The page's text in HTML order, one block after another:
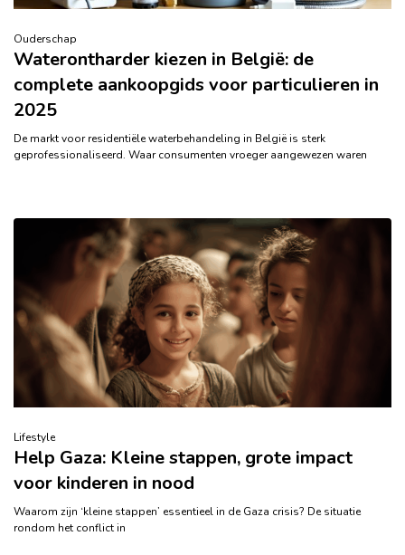
Ouderschap
Waterontharder kiezen in België: de
complete aankoopgids voor particulieren in
2025
De markt voor residentiële waterbehandeling in België is sterk
geprofessionaliseerd. Waar consumenten vroeger aangewezen waren
Lifestyle
Help Gaza: Kleine stappen, grote impact
voor kinderen in nood
Waarom zijn ‘kleine stappen’ essentieel in de Gaza crisis? De situatie
rondom het conflict in